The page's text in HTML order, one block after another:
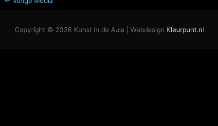
Copyright © 2026 Kunst in de Aula | Webdesign Kleurpunt.nl